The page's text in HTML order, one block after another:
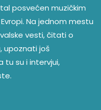
posvećen muzičkim
Na jednom mestu
vesti, čitati o
upoznati još
tu su i intervjui,